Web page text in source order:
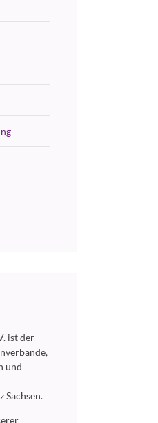
ist der
und
Sachsen.